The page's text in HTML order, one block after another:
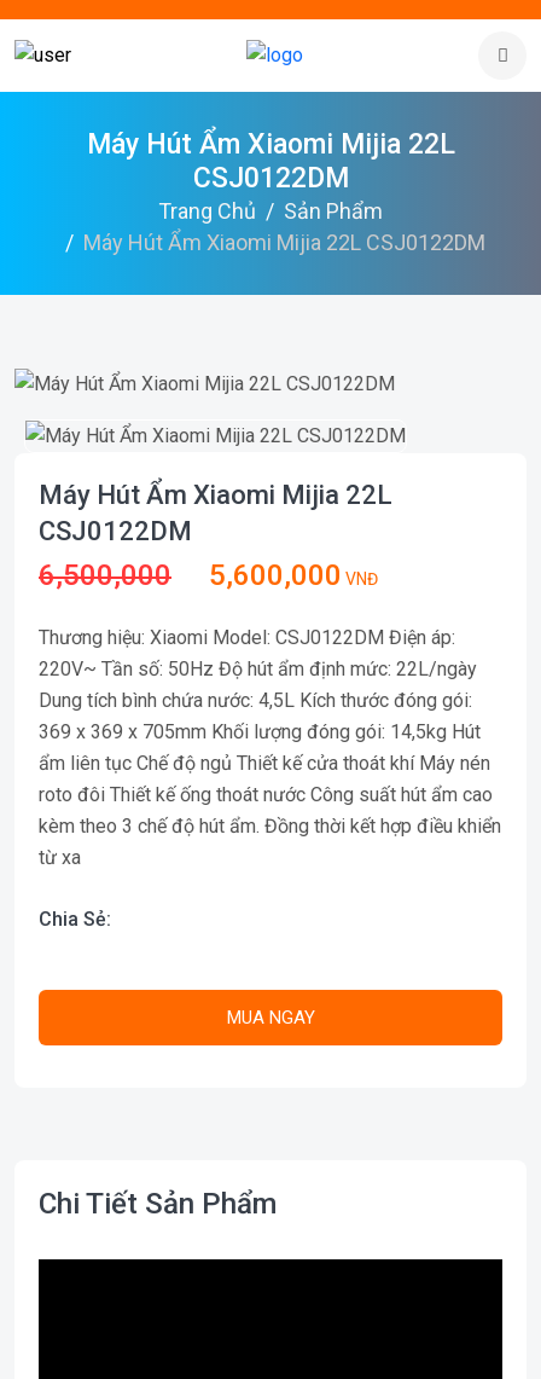
Máy Hút Ẩm Xiaomi Mijia 22L
CSJ0122DM
Trang Chủ
Sản Phẩm
Máy Hút Ẩm Xiaomi Mijia 22L CSJ0122DM
Máy Hút Ẩm Xiaomi Mijia 22L
CSJ0122DM
6,500,000 5,600,000 VNĐ
Thương hiệu: Xiaomi Model: CSJ0122DM Điện áp:
220V~ Tần số: 50Hz Độ hút ẩm định mức: 22L/ngày
Dung tích bình chứa nước: 4,5L Kích thước đóng gói:
369 x 369 x 705mm Khối lượng đóng gói: 14,5kg Hút
ẩm liên tục Chế độ ngủ Thiết kế cửa thoát khí Máy nén
roto đôi Thiết kế ống thoát nước Công suất hút ẩm cao
kèm theo 3 chế độ hút ẩm. Đồng thời kết hợp điều khiển
từ xa
Chia Sẻ:
MUA NGAY
Chi Tiết Sản Phẩm